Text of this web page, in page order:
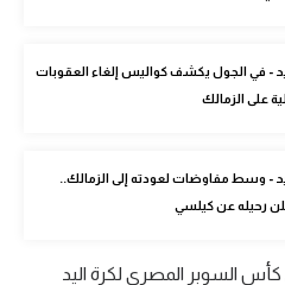
- في الجول يكشف كواليس إلغاء العقوبات
على الزمالك
- وسط مفاوضات لعودته إلى الزمالك..
رحيله عن كيلسي
السوبر المصري لكرة اليد